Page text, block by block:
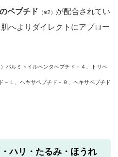
ペプチド （※2） が配合されてい
へよりダイレクトにアプロー
パルミトイルペンタペプチド－４、トリペ
－１、ヘキサペプチド－９、ヘキサペプチド
ハリ・たるみ・ほうれ